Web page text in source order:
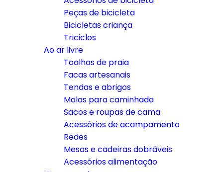
Peças de bicicleta
Bicicletas criança
Triciclos
Ao ar livre
Toalhas de praia
Facas artesanais
Tendas e abrigos
Malas para caminhada
Sacos e roupas de cama
Acessórios de acampamento
Redes
Mesas e cadeiras dobráveis
Acessórios alimentação